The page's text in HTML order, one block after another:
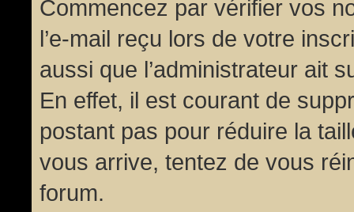
Commencez par vérifier vos
l’e-mail reçu lors de votre
aussi que l’administrateur ait
En effet, il est courant de
postant pas pour réduire la
vous arrive, tentez de vous
forum.